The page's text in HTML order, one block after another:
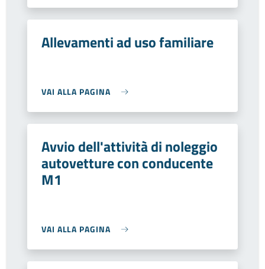
Allevamenti ad uso familiare
VAI ALLA PAGINA
Avvio dell'attività di noleggio
autovetture con conducente
M1
VAI ALLA PAGINA